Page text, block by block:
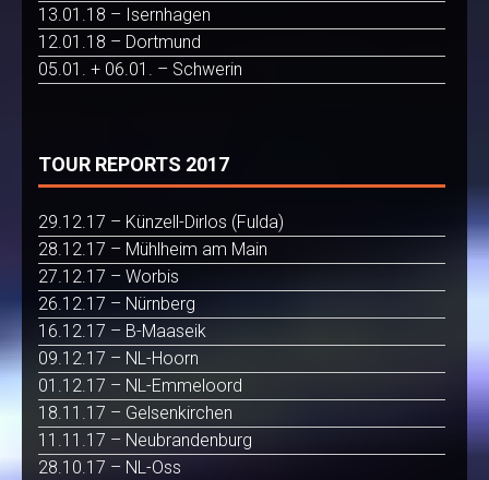
13.01.18 – Isernhagen
12.01.18 – Dortmund
05.01. + 06.01. – Schwerin
TOUR REPORTS 2017
29.12.17 – Künzell-Dirlos (Fulda)
28.12.17 – Mühlheim am Main
27.12.17 – Worbis
26.12.17 – Nürnberg
16.12.17 – B-Maaseik
09.12.17 – NL-Hoorn
01.12.17 – NL-Emmeloord
18.11.17 – Gelsenkirchen
11.11.17 – Neubrandenburg
28.10.17 – NL-Oss